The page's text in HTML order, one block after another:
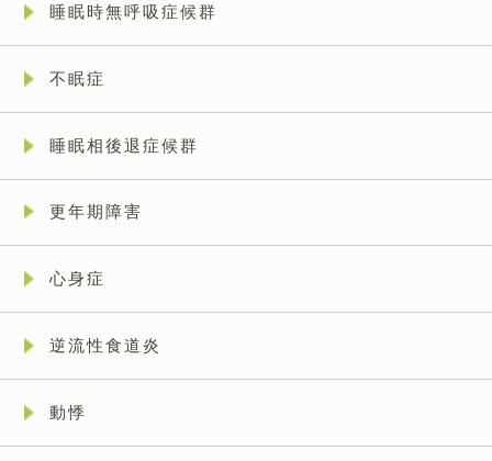
睡眠時無呼吸症候群
不眠症
睡眠相後退症候群
更年期障害
心身症
逆流性食道炎
動悸